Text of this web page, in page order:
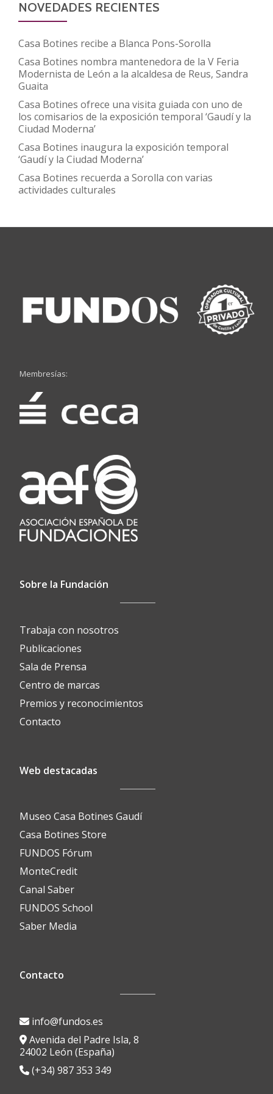
NOVEDADES RECIENTES
Casa Botines recibe a Blanca Pons-Sorolla
Casa Botines nombra mantenedora de la V Feria
Modernista de León a la alcaldesa de Reus, Sandra
Guaita
Casa Botines ofrece una visita guiada con uno de
los comisarios de la exposición temporal ‘Gaudí y la
Ciudad Moderna’
Casa Botines inaugura la exposición temporal
‘Gaudí y la Ciudad Moderna’
Casa Botines recuerda a Sorolla con varias
actividades culturales
Membresías:
Sobre la Fundación
Trabaja con nosotros
Publicaciones
Sala de Prensa
Centro de marcas
Premios y reconocimientos
Contacto
Web destacadas
Museo Casa Botines Gaudí
Casa Botines Store
FUNDOS Fórum
MonteCredit
Canal Saber
FUNDOS School
Saber Media
Contacto
info@fundos.es
Avenida del Padre Isla, 8
24002 León (España)
(+34) 987 353 349